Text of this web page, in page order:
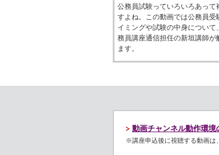
公務員試験っていろいろあって
すよね。この動画では公務員受
イミングや試験の中身について
務員講座通信担任の新垣講師が
ます。
動画チャンネル動作環境
※講座申込後に視聴する動画は、